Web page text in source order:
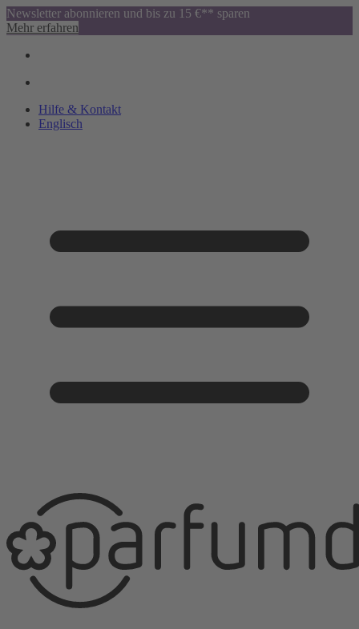
Newsletter abonnieren und bis zu 15 €** sparen
Mehr erfahren
Hilfe & Kontakt
Englisch